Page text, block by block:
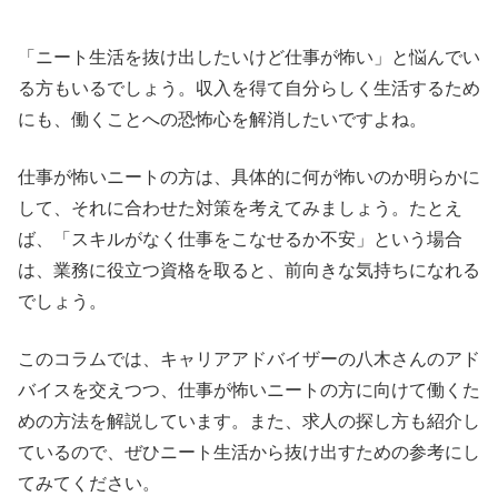
「ニート生活を抜け出したいけど仕事が怖い」と悩んでい
る方もいるでしょう。収入を得て自分らしく生活するため
にも、働くことへの恐怖心を解消したいですよね。
仕事が怖いニートの方は、具体的に何が怖いのか明らかに
して、それに合わせた対策を考えてみましょう。たとえ
ば、「スキルがなく仕事をこなせるか不安」という場合
は、業務に役立つ資格を取ると、前向きな気持ちになれる
でしょう。
このコラムでは、キャリアアドバイザーの八木さんのアド
バイスを交えつつ、仕事が怖いニートの方に向けて働くた
めの方法を解説しています。また、求人の探し方も紹介し
ているので、ぜひニート生活から抜け出すための参考にし
てみてください。